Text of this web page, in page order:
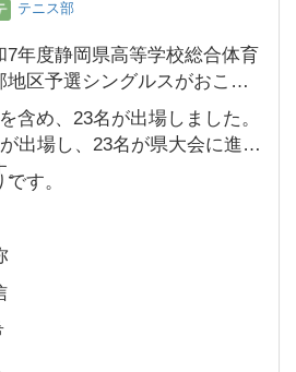
テニス部
7年度静岡県高等学校総合体育
地区予選シングルスがおこな
含め、23名が出場しました。
出場し、23名が県大会に進出
。
す。